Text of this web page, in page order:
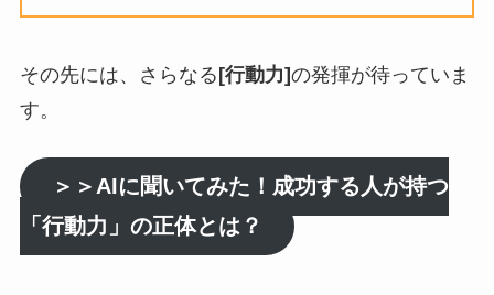
その先には、さらなる[行動力]の発揮が待っていま
す。
＞＞AIに聞いてみた！成功する人が持つ
「行動力」の正体とは？